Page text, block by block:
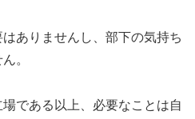
ありませんし、部下の気持ち
。
である以上、必要なことは自